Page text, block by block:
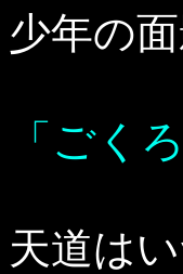
少年の
「ごく
天道は